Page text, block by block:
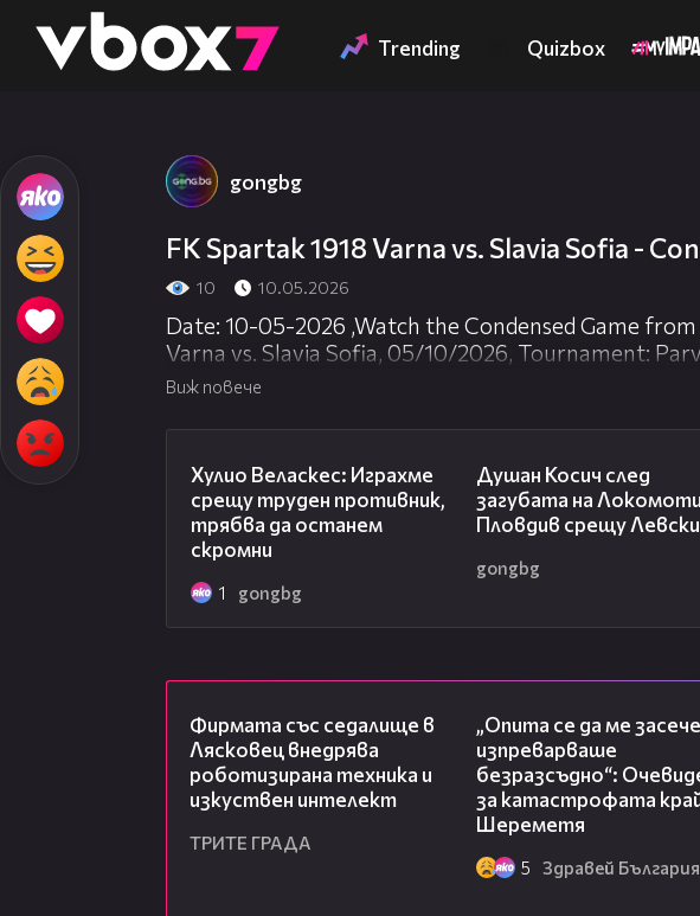
👾 Trending Quizbox
gongbg
FK Spartak 1918 Varna vs. Slavia Sofia -
10 10.05.2026
Date: 10-05-2026 ,Watch the Condensed Game from
Varna vs. Slavia Sofia, 05/10/2026, Tournament:
Action: , TeamA: FK Spartak 1918 Varna, TeamB:
Виж повече
Хулио Веласкес: Играхме
срещу труден противник,
трябва да останем
скромни
1 gongbg
Душан Косич след
загубата на
Пловдив срещу Левски
gongbg
Фирмата със седалище в
Лясковец внедрява
роботизирана техника и
изкуствен интелект
ТРИТЕ ГРАДА
„Опита се да ме
изпреварваше
безразсъдно“:
за катастрофата
Шереметя
5 Здравей България